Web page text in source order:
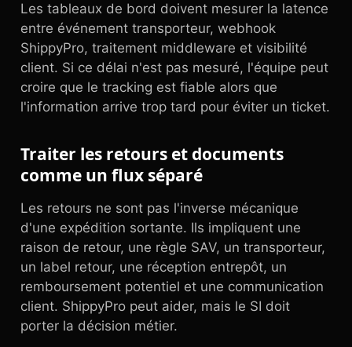
Les tableaux de bord doivent mesurer la latence
entre événement transporteur, webhook
ShippyPro, traitement middleware et visibilité
client. Si ce délai n'est pas mesuré, l'équipe peut
croire que le tracking est fiable alors que
l'information arrive trop tard pour éviter un ticket.
Traiter les retours et documents
comme un flux séparé
Les retours ne sont pas l'inverse mécanique
d'une expédition sortante. Ils impliquent une
raison de retour, une règle SAV, un transporteur,
un label retour, une réception entrepôt, un
remboursement potentiel et une communication
client. ShippyPro peut aider, mais le SI doit
porter la décision métier.